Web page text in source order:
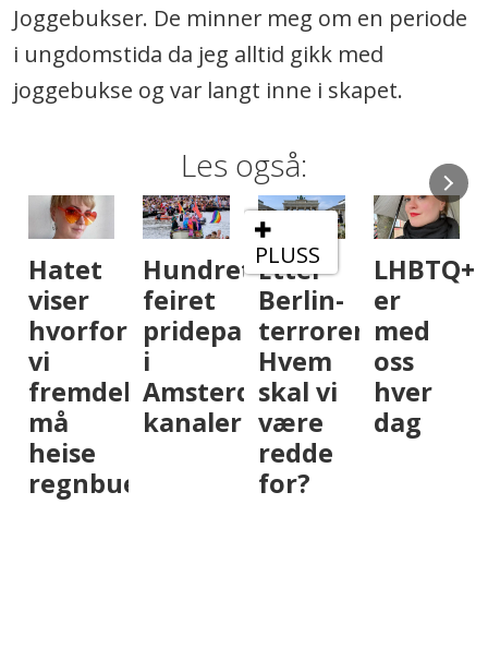
Joggebukser. De minner meg om en periode
i ungdomstida da jeg alltid gikk med
joggebukse og var langt inne i skapet.
Les også:
PLUSS
Etter
Berlin-
terroren:
Hvem
skal vi
være
redde
for?
LHBTQ+paraplyen
er
med
oss
hver
dag
PLUSS
Kragerø
Pride:
«Kan
jeg
ikke
slippe
unna
dette i
Hashim
Abdi
(Ap)
ber
miljøer